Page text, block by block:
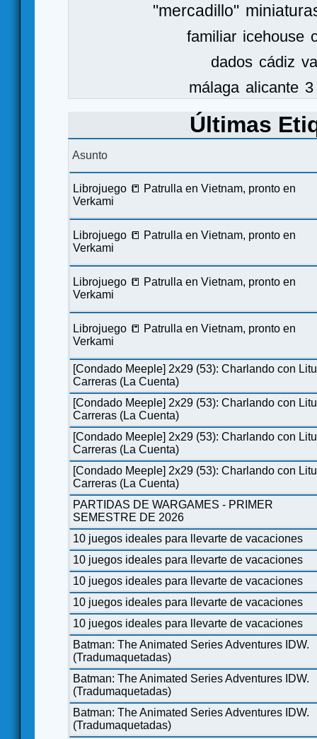
"mercadillo"
familiar icehouse
dados cádiz
málaga alicante
Últimas
Asunto
Librojuego 📒 Patrulla en Vietnam, pronto en
Verkami
Librojuego 📒 Patrulla en Vietnam, pronto en
Verkami
Librojuego 📒 Patrulla en Vietnam, pronto en
Verkami
Librojuego 📒 Patrulla en Vietnam, pronto en
Verkami
[Condado Meeple] 2x29 (53): Charlando con
Carreras (La Cuenta)
[Condado Meeple] 2x29 (53): Charlando con
Carreras (La Cuenta)
[Condado Meeple] 2x29 (53): Charlando con
Carreras (La Cuenta)
[Condado Meeple] 2x29 (53): Charlando con
Carreras (La Cuenta)
PARTIDAS DE WARGAMES - PRIMER
SEMESTRE DE 2026
10 juegos ideales para llevarte de vacaciones
10 juegos ideales para llevarte de vacaciones
10 juegos ideales para llevarte de vacaciones
10 juegos ideales para llevarte de vacaciones
10 juegos ideales para llevarte de vacaciones
Batman: The Animated Series Adventures IDW.
(Tradumaquetadas)
Batman: The Animated Series Adventures IDW.
(Tradumaquetadas)
Batman: The Animated Series Adventures IDW.
(Tradumaquetadas)